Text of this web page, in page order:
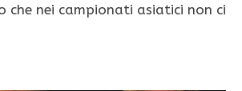
che nei campionati asiatici non ci